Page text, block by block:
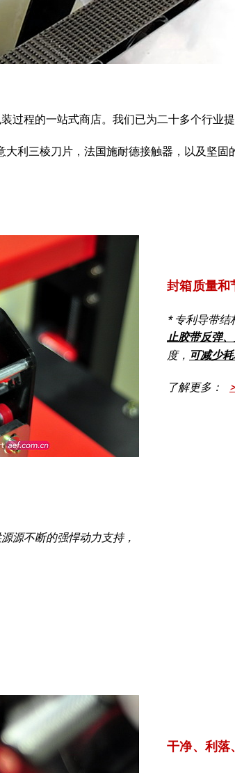
过程的一站式商店。我们已为二十多个行业
利三棱刀片，法国施耐德接触器，以及坚
封箱质量和
* 专利导带结
止胶带反弹
度， 可减少
了解更多：
源不断的强悍动力支持，
干净、利落